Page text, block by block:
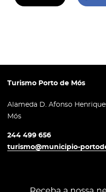
Turismo Porto de Mós
Alameda D. Afonso
Mós
244 499 656
turismo@municipio-